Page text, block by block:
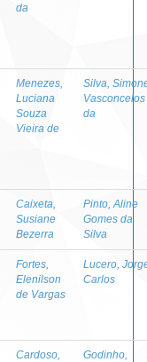
da
Menezes,
Luciana
Souza
Vieira de
Silva,
Vasconcelos
da
Caixeta,
Susiane
Bezerra
Pinto, Aline
Gomes da
Silva
Fortes,
Elenilson
de Vargas
Lucero,
Carlos
Cardoso,
Godinho,